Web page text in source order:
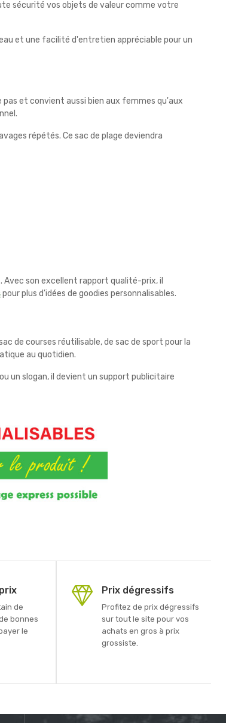
sécurité vos objets de valeur comme votre
et une facilité d'entretien appréciable pour un
et convient aussi bien aux femmes qu'aux
répétés. Ce sac de plage deviendra
Avec son excellent rapport qualité-prix, il
pour plus d'idées de goodies personnalisables.
de courses réutilisable, de sac de sport pour la
au quotidien.
un slogan, il devient un support publicitaire
de
bonnes
le
Prix dégressifs
Profitez de prix dégressifs
sur tout le site pour vos
achats en gros à prix
grossiste.